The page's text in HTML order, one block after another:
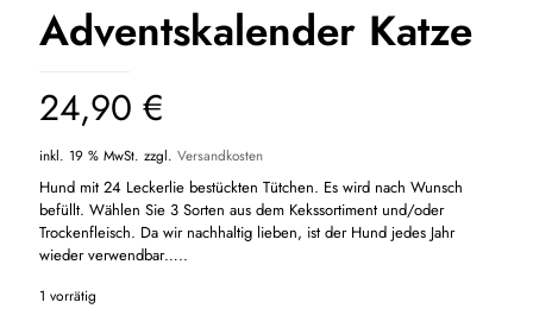
Adventskalender Katze
24,90 €
inkl. 19 % MwSt. zzgl. Versandkosten
Hund mit 24 Leckerlie bestückten Tütchen. Es wird nach Wunsch
befüllt. Wählen Sie 3 Sorten aus dem Kekssortiment und/oder
Trockenfleisch. Da wir nachhaltig lieben, ist der Hund jedes Jahr
wieder verwendbar…..
1 vorrätig